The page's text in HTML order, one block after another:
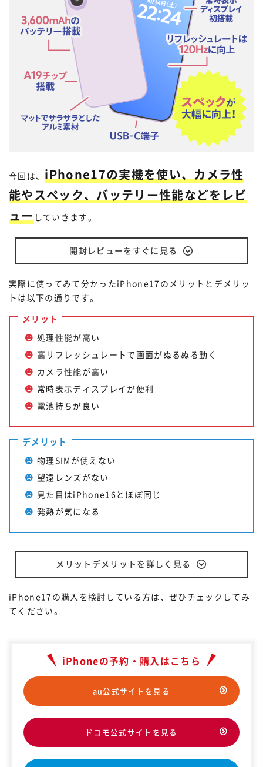
今回は、 iPhone17の実機を使い、カメラ性
能やスペック、バッテリー性能などをレビ
ュー していきます。
開封レビューをすぐに見る
実際に使ってみて分かったiPhone17のメリットとデメリッ
トは以下の通りです。
メリット
処理性能が高い
高リフレッシュレートで画面がぬるぬる動く
カメラ性能が高い
常時表示ディスプレイが便利
電池持ちが良い
デメリット
物理SIMが使えない
望遠レンズがない
見た目はiPhone16とほぼ同じ
発熱が気になる
メリットデメリットを詳しく見る
iPhone17の購入を検討している方は、ぜひチェックしてみ
てください。
iPhoneの予約・購入はこちら
au公式サイトを見る
ドコモ公式サイトを見る